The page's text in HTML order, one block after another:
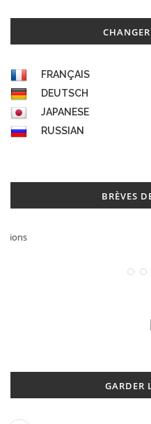
FRANÇAIS
DEUTSCH
JAPANESE
RUSSIAN
BRÈVES
GARDER